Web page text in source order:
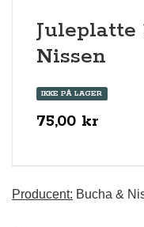
Juleplatte
Nissen
IKKE PÅ LAGER
75,00 kr
Producent: Bucha &